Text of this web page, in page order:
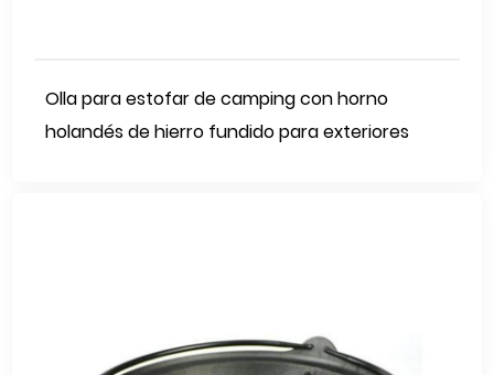
Olla para estofar de camping con horno
holandés de hierro fundido para exteriores